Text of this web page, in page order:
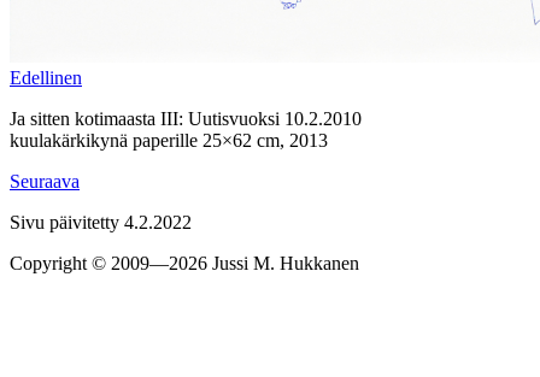
Edel­linen
Ja sitten kotimaasta III: Uutisvuoksi 10.2.2010
kuulakärkikynä paperille 25×62 cm, 2013
Seu­raava
Sivu päivitetty 4.2.2022
Copyright © 2009—2026 Jussi M. Hukkanen